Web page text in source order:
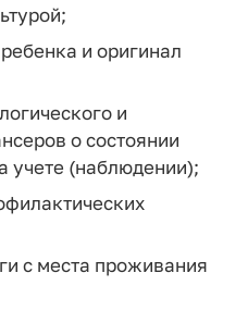
и оригинал
и
о состоянии
учете (наблюдении);
с места проживания